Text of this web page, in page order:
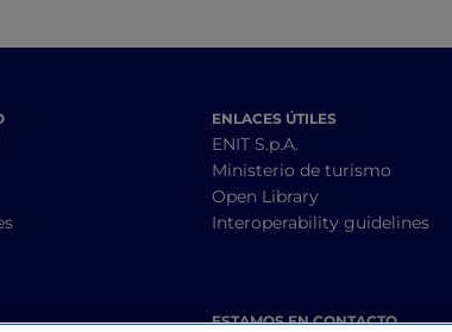
ENLACES ÚTILES
ENIT S.p.A.
Ministerio de turismo
Open Library
Interoperability guidelines
ESTAMOS EN CONTACTO